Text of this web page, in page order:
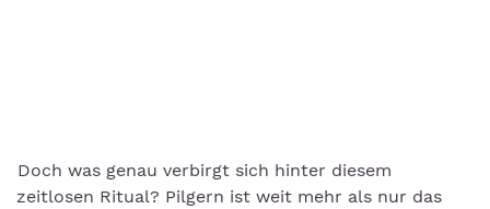
Doch was genau verbirgt sich hinter diesem
zeitlosen Ritual? Pilgern ist weit mehr als nur das